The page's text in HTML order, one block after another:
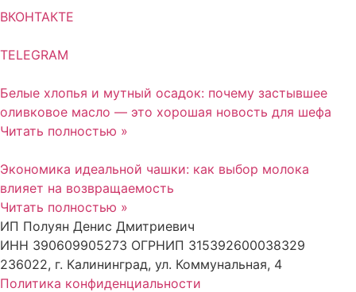
ВКОНТАКТЕ
TELEGRAM
Белые хлопья и мутный осадок: почему застывшее
оливковое масло — это хорошая новость для шефа
Читать полностью »
Экономика идеальной чашки: как выбор молока
влияет на возвращаемость
Читать полностью »
ИП Полуян Денис Дмитриевич
ИНН 390609905273 ОГРНИП 315392600038329
236022, г. Калининград, ул. Коммунальная, 4
Политика конфиденциальности